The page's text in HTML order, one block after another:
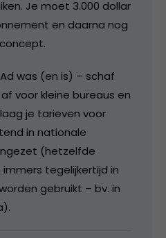
Je moet 3.000 dollar
en daarna nog
was (en is) – schaf
voor kleine bureaus en
je tarieven voor
in nationale
(hetzelfde
tegelijkertijd in
gebruikt – bv. in